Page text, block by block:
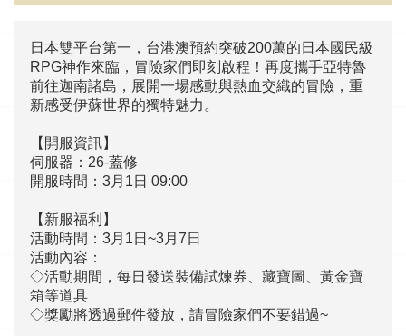
日本雙平台第一，台港澳預約突破200萬的日本國民級
RPG神作來臨，冒險家們即刻啟程！再度攜手亞特魯
前往迦南諸島，展開一場感動與熱血交織的冒險，重
新感受伊蘇世界的獨特魅力。
【開服資訊】
伺服器：26-蓋修
開服時間：3月1日 09:00
【新服福利】
活動時間：3月1日~3月7日
活動內容：
◇活動期間，每日發送裝備試煉券、藏寶圖、黃金寶
箱等道具
◇獎勵將透過郵件發放，請冒險家們不要錯過~